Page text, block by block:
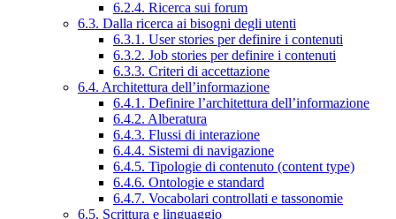
6.2.4. Ricerca sui forum
6.3. Dalla ricerca ai bisogni degli utenti
6.3.1. User stories per definire i contenuti
6.3.2. Job stories per definire i contenuti
6.3.3. Criteri di accettazione
6.4. Architettura dell’informazione
6.4.1. Definire l’architettura dell’informazione
6.4.2. Alberatura
6.4.3. Flussi di interazione
6.4.4. Sistemi di navigazione
6.4.5. Tipologie di contenuto (content type)
6.4.6. Ontologie e standard
6.4.7. Vocabolari controllati e tassonomie
6.5. Scrittura e linguaggio